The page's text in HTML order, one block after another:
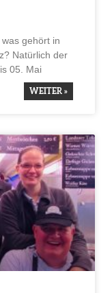
gehört in
Natür­lich der
05. Mai
WEITER »